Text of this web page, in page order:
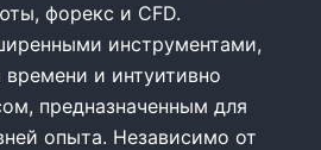
форекс и CFD.
инструментами,
и интуитивно
предназначенным для
опыта. Независимо от